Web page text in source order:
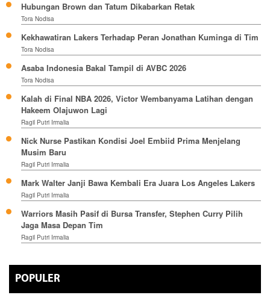
Hubungan Brown dan Tatum Dikabarkan Retak
Tora Nodisa
Kekhawatiran Lakers Terhadap Peran Jonathan Kuminga di Tim
Tora Nodisa
Asaba Indonesia Bakal Tampil di AVBC 2026
Tora Nodisa
Kalah di Final NBA 2026, Victor Wembanyama Latihan dengan
Hakeem Olajuwon Lagi
Ragil Putri Irmalia
Nick Nurse Pastikan Kondisi Joel Embiid Prima Menjelang
Musim Baru
Ragil Putri Irmalia
Mark Walter Janji Bawa Kembali Era Juara Los Angeles Lakers
Ragil Putri Irmalia
Warriors Masih Pasif di Bursa Transfer, Stephen Curry Pilih
Jaga Masa Depan Tim
Ragil Putri Irmalia
POPULER